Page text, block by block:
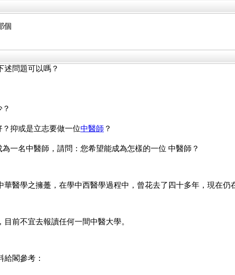
個
述問題可以嗎？
？抑或是立志要做一位中醫師 ？
一名中醫師，請問：您希望能成為怎樣的一位 中醫師？
醫學之擁躉，在學中西醫學過程中，曾花去了四十多年，現在仍
前不宜去報讀任何一間中醫大學。
給閣參考：